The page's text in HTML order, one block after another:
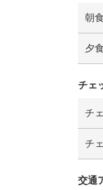
朝食
夕食
チェ
チ
チ
交通